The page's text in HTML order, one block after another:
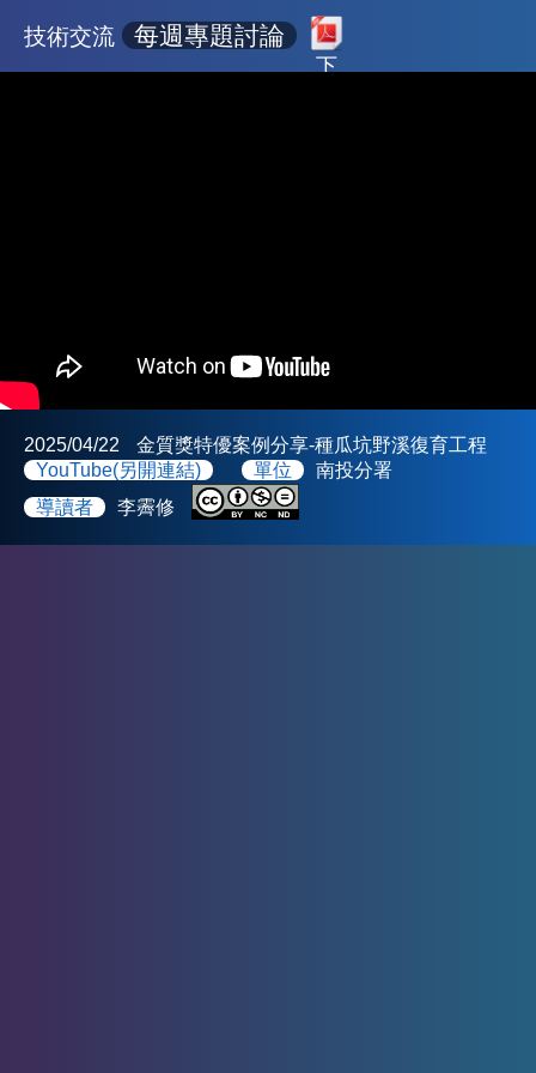
技術交流 每週專題討論
下
2025/04/22
金質獎特優案例分享-種瓜坑野溪復育工程
YouTube(另開連結)
單位
南投分署
導讀者
李霽修